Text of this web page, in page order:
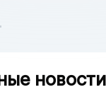
новости